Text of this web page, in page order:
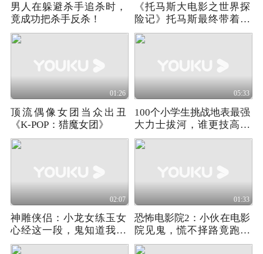
男人在躲避杀手追杀时，
竟成功把杀手反杀！
《托马斯大电影之世界探
险记》托马斯最终带着妮
娅回到了多多岛4
01:26
顶流偶像女团当众出丑
《K-POP：猎魔女团》
05:33
100个小学生挑战地表最强
大力士拔河，谁更技高一
筹呢
02:07
神雕侠侣：小龙女练玉女
心经这一段，鬼知道我看
了多少遍3
01:33
恐怖电影院2：小伙在电影
院见鬼，慌不择路竟跑进
电梯